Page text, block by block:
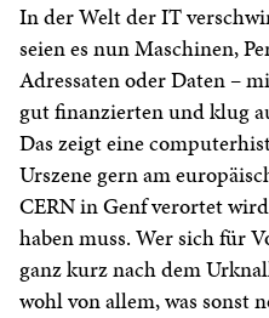
In der Welt der IT
seien es nun Maschinen,
Adressaten oder Daten –
gut finanzierten und klug
Das zeigt eine
Urszene gern am
CERN in Genf verortet
haben muss. Wer sich für
ganz kurz nach dem
wohl von allem, was sonst